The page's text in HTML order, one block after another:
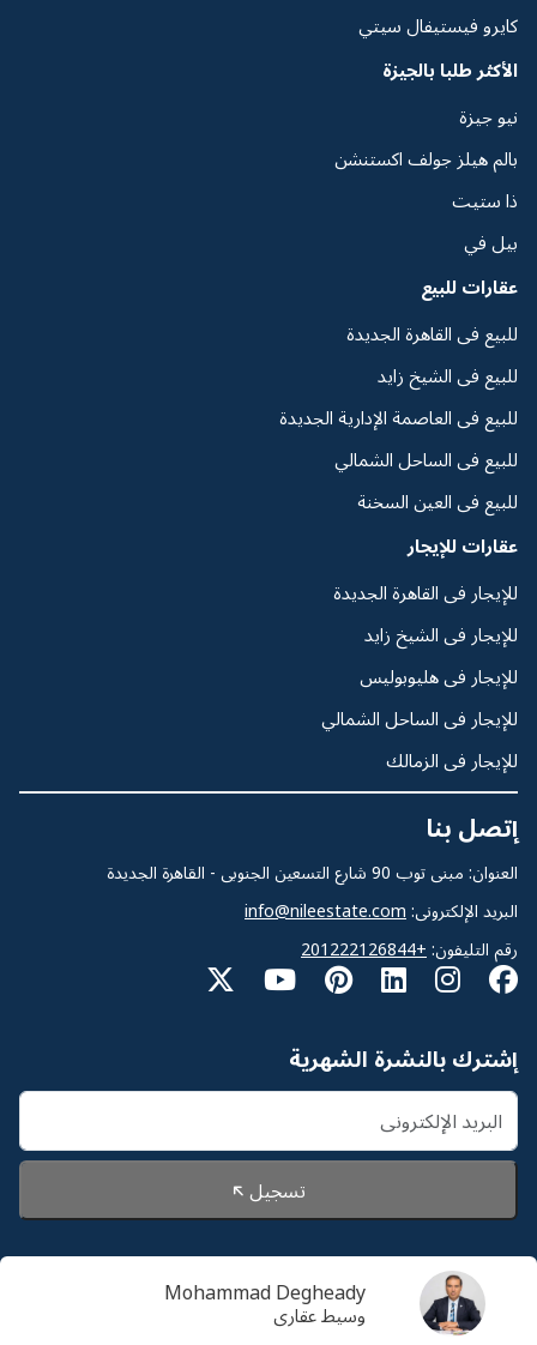
Mohammad Degheady
وسيط عقارى
كايرو فيستيفال سيتي
الأكثر طلبا بالجيزة
نيو جيزة
بالم هيلز جولف اكستنشن
ذا ستيت
بيل في
عقارات للبيع
للبيع فى القاهرة الجديدة
للبيع فى الشيخ زايد
للبيع فى العاصمة الإدارية الجديدة
للبيع فى الساحل الشمالي
للبيع فى العين السخنة
عقارات للإيجار
للإيجار فى القاهرة الجديدة
للإيجار فى الشيخ زايد
للإيجار فى هليوبوليس
للإيجار فى الساحل الشمالي
للإيجار فى الزمالك
إتصل بنا
العنوان: مبنى توب 90 شارع التسعين الجنوبى - القاهرة الجديدة
البريد الإلكترونى: info@nileestate.com
رقم التليفون: +201222126844
إشترك بالنشرة الشهرية
تسجيل
© 2026 Nileestate. جميع الحقوق محفوظة لشركة نايل
استيت